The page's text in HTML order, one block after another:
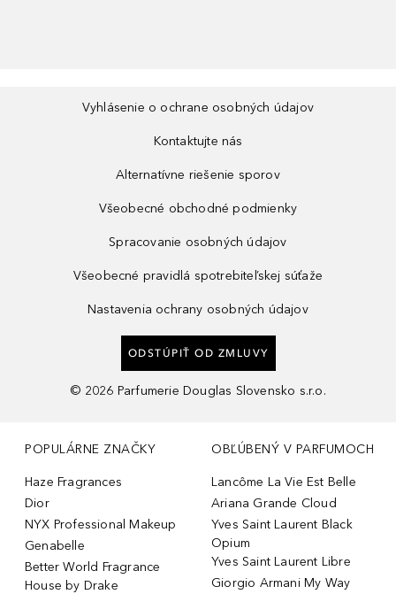
Vyhlásenie o ochrane osobných údajov
Kontaktujte nás
Alternatívne riešenie sporov
Všeobecné obchodné podmienky
Spracovanie osobných údajov
Všeobecné pravidlá spotrebiteľskej súťaže
Nastavenia ochrany osobných údajov
ODSTÚPIŤ OD ZMLUVY
© 2026 Parfumerie Douglas Slovensko s.r.o.
POPULÁRNE ZNAČKY
Haze Fragrances
Dior
NYX Professional Makeup
Genabelle
Better World Fragrance
House by Drake
OBĽÚBENÝ V PARFUMOCH
Lancôme La Vie Est Belle
Ariana Grande Cloud
Yves Saint Laurent Black
Opium
Yves Saint Laurent Libre
Giorgio Armani My Way